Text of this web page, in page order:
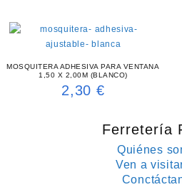
MOSQUITERA ADHESIVA PARA VENTANA
1,50 X 2,00M (BLANCO)
2,30 €
Ferretería
Quiénes
Ven a